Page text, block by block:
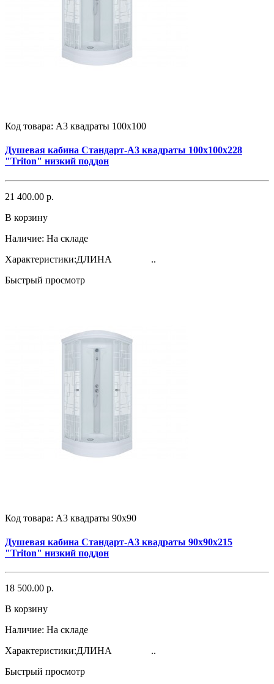
Код товара: А3 квадраты 100х100
Душевая кабина Стандарт-А3 квадраты 100х100х228
"Triton" низкий поддон
21 400.00 р.
В корзину
Наличие: На складе
Характеристики:ДЛИНА ..
Быстрый просмотр
Код товара: А3 квадраты 90х90
Душевая кабина Стандарт-А3 квадраты 90х90х215
"Triton" низкий поддон
18 500.00 р.
В корзину
Наличие: На складе
Характеристики:ДЛИНА ..
Быстрый просмотр